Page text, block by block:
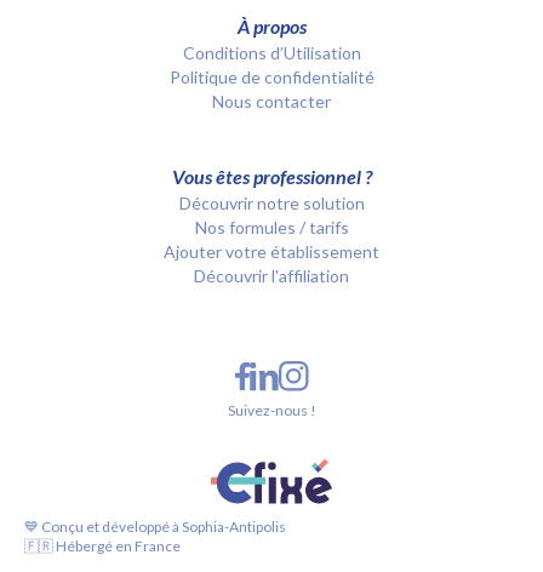
À propos
Conditions d’Utilisation
Politique de confidentialité
Nous contacter
Vous êtes professionnel ?
Découvrir notre solution
Nos formules / tarifs
Ajouter votre établissement
Découvrir l'affiliation
💙 Conçu et développé à Sophia-Antipolis
🇫🇷 Hébergé en France
Suivez-nous !